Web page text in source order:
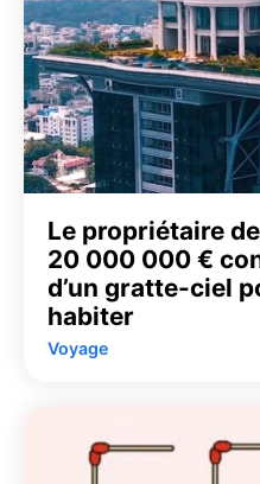
Le propriétaire
20 000 000 €
d’un gratte-ciel
habiter
Voyage